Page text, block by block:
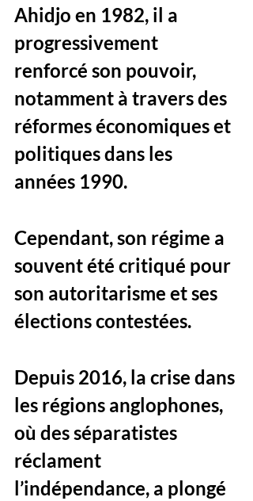
Ahidjo en 1982, il a
progressivement
renforcé son pouvoir,
notamment à travers des
réformes économiques et
politiques dans les
années 1990.
Cependant, son régime a
souvent été critiqué pour
son autoritarisme et ses
élections contestées.
Depuis 2016, la crise dans
les régions anglophones,
où des séparatistes
réclament
l’indépendance, a plongé